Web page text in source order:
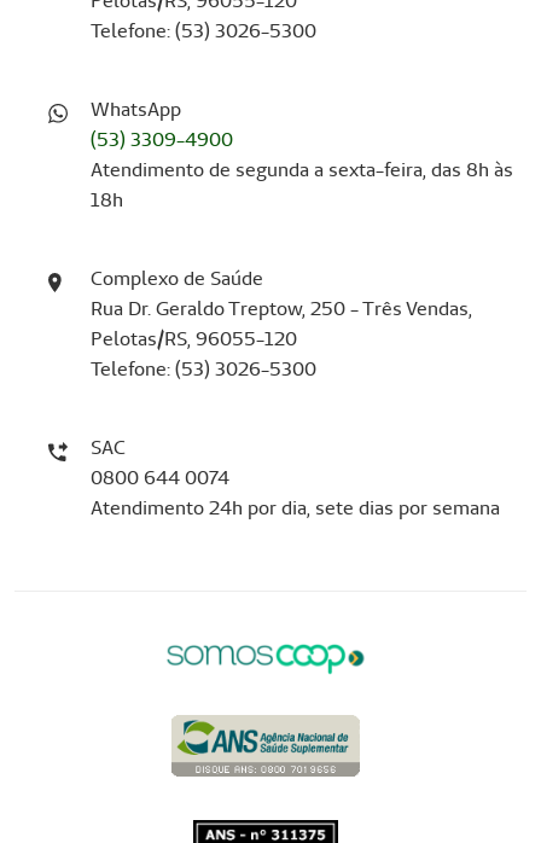
Telefone: (53) 3026-5300
WhatsApp
(53) 3309-4900
Atendimento de segunda a sexta-feira, das 8h às
18h
Complexo de Saúde
Rua Dr. Geraldo Treptow, 250 - Três Vendas,
Pelotas/RS, 96055-120
Telefone: (53) 3026-5300
SAC
0800 644 0074
Atendimento 24h por dia, sete dias por semana